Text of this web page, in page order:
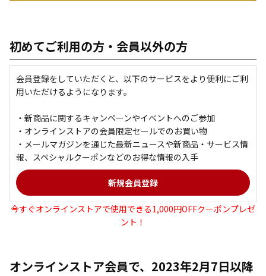
初めてご利用の方・会員以外の方
会員登録をしていただくと、以下のサービスをより便利にご利
用いただけるようになります。
・新商品に関するキャンペーンやイベントへのご参加
・オンラインストアの会員限定セールでのお買い物
・メールマガジンを通じた最新ニュースや新商品・サービス情
報、スペシャルクーポンなどのお得な情報の入手
今すぐオンラインストアで使用できる1,000円OFFクーポンプレゼ
ント！
オンラインストア会員で、2023年2月7日以降